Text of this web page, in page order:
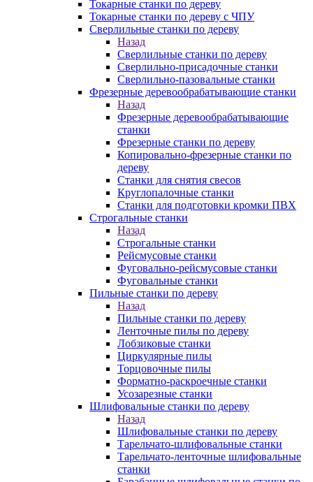
Токарные станки по дереву
Токарные станки по дереву с ЧПУ
Сверлильные станки по дереву
Назад
Сверлильные станки по дереву
Сверлильно-присадочные станки
Сверлильно-пазовальные станки
Фрезерные деревообрабатывающие станки
Назад
Фрезерные деревообрабатывающие
станки
Фрезерные станки по дереву
Копировально-фрезерные станки по
дереву
Станки для снятия свесов
Круглопалочные станки
Станки для подготовки кромки ПВХ
Строгальные станки
Назад
Строгальные станки
Рейсмусовые станки
Фуговально-рейсмусовые станки
Фуговальные станки
Пильные станки по дереву
Назад
Пильные станки по дереву
Ленточные пилы по дереву
Лобзиковые станки
Циркулярные пилы
Торцовочные пилы
Форматно-раскроечные станки
Усозарезные станки
Шлифовальные станки по дереву
Назад
Шлифовальные станки по дереву
Тарельчато-шлифовальные станки
Тарельчато-ленточные шлифовальные
станки